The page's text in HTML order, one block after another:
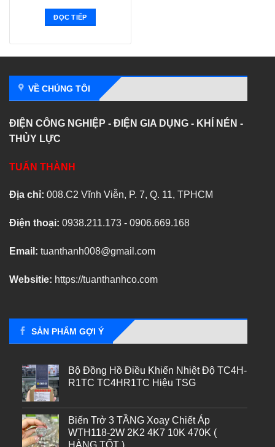
ĐỌC TIẾP
VỀ CHÚNG TÔI
ĐIỆN CÔNG NGHIỆP - ĐIỆN GIA DỤNG - KHÍ NÉN -
THỦY LỰC
TUẤN THÀNH
Địa chỉ: 008.C2 Vĩnh Viễn, P. 7, Q. 11, TPHCM
Điện thoại: 0938.211.173 - 0906.669.168
Email: tuanthanh008@gmail.com
Websitie: https://tuanthanhco.com
SẢN PHẨM GỢI Ý
Bộ Đồng Hồ Điều Khiển Nhiệt Độ TC4H-
R1TC TC4HR1TC Hiệu TSG
Biến Trở 3 TẦNG Xoay Chiết Áp
WTH118-2W 2K2 4K7 10K 470K (
HÀNG TỐT )